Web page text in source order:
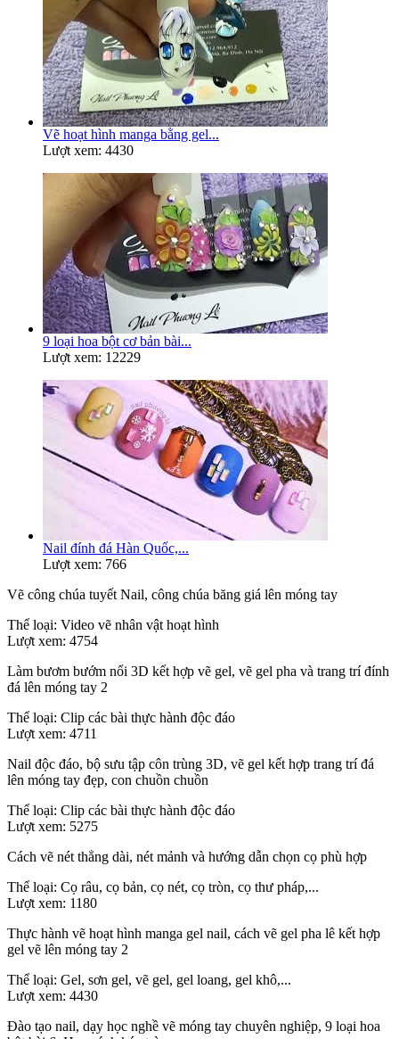
Vẽ hoạt hình manga bằng gel...
Lượt xem: 4430
9 loại hoa bột cơ bản bài...
Lượt xem: 12229
Nail đính đá Hàn Quốc,...
Lượt xem: 766
Vẽ công chúa tuyết Nail, công chúa băng giá lên móng tay
Thể loại: Video vẽ nhân vật hoạt hình
Lượt xem: 4754
Làm bươm bướm nổi 3D kết hợp vẽ gel, vẽ gel pha và trang trí đính
đá lên móng tay 2
Thể loại: Clip các bài thực hành độc đáo
Lượt xem: 4711
Nail độc đáo, bộ sưu tập côn trùng 3D, vẽ gel kết hợp trang trí đá
lên móng tay đẹp, con chuồn chuồn
Thể loại: Clip các bài thực hành độc đáo
Lượt xem: 5275
Cách vẽ nét thẳng dài, nét mảnh và hướng dẫn chọn cọ phù hợp
Thể loại: Cọ râu, cọ bản, cọ nét, cọ tròn, cọ thư pháp,...
Lượt xem: 1180
Thực hành vẽ hoạt hình manga gel nail, cách vẽ gel pha lê kết hợp
gel vẽ lên móng tay 2
Thể loại: Gel, sơn gel, vẽ gel, gel loang, gel khô,...
Lượt xem: 4430
Đào tạo nail, dạy học nghề vẽ móng tay chuyên nghiệp, 9 loại hoa